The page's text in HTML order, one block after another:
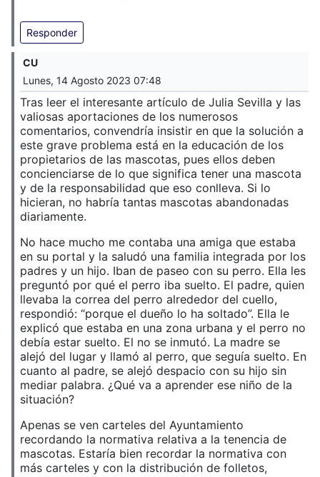
Responder
CU
Lunes, 14 Agosto 2023 07:48
Tras leer el interesante artículo de Julia Sevilla y las
valiosas aportaciones de los numerosos
comentarios, convendría insistir en que la solución a
este grave problema está en la educación de los
propietarios de las mascotas, pues ellos deben
concienciarse de lo que significa tener una mascota
y de la responsabilidad que eso conlleva. Si lo
hicieran, no habría tantas mascotas abandonadas
diariamente.
No hace mucho me contaba una amiga que estaba
en su portal y la saludó una familia integrada por los
padres y un hijo. Iban de paseo con su perro. Ella les
preguntó por qué el perro iba suelto. El padre, quien
llevaba la correa del perro alrededor del cuello,
respondió: “porque el dueño lo ha soltado”. Ella le
explicó que estaba en una zona urbana y el perro no
debía estar suelto. El no se inmutó. La madre se
alejó del lugar y llamó al perro, que seguía suelto. En
cuanto al padre, se alejó despacio con su hijo sin
mediar palabra. ¿Qué va a aprender ese niño de la
situación?
Apenas se ven carteles del Ayuntamiento
recordando la normativa relativa a la tenencia de
mascotas. Estaría bien recordar la normativa con
más carteles y con la distribución de folletos,